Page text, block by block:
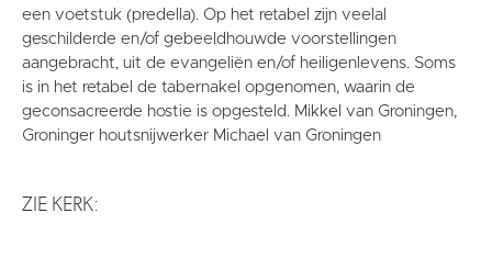
een voetstuk (predella). Op het retabel zijn veelal
geschilderde en/of gebeeldhouwde voorstellingen
aangebracht, uit de evangeliën en/of heiligenlevens. Soms
is in het retabel de tabernakel opgenomen, waarin de
geconsacreerde hostie is opgesteld. Mikkel van Groningen,
Groninger houtsnijwerker Michael van Groningen
ZIE KERK: